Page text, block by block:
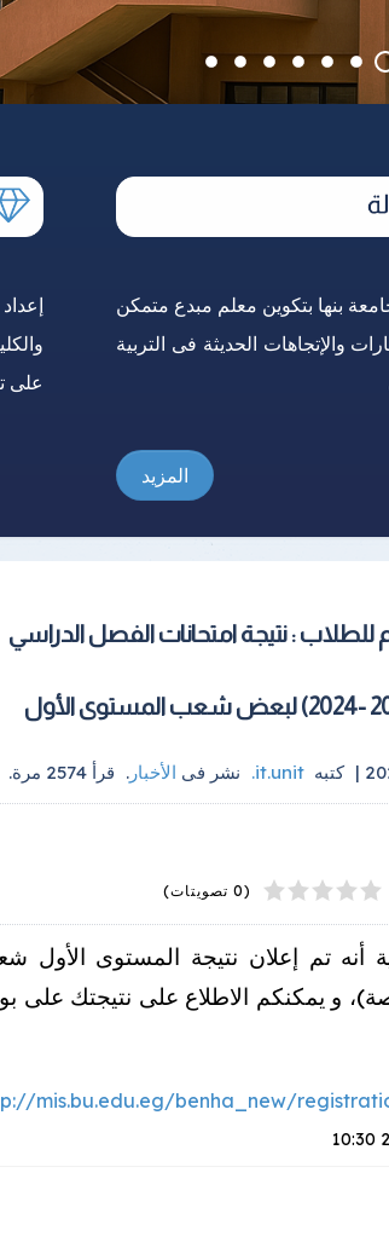
بنها بتكوين معلم مبدع متمكن
والإتجاهات الحديثة فى التربية
المزيد
على
: نتيجة امتحانات الفصل الدراسي
كتبه it.unit
. نشر فى الأخبار . قرأ 2574 مرة.
1
2
3
4
5 (0 تصويتات)
أنه تم إعلان نتيجة المستوى الأول
و يمكنكم الاطلاع على نتيجتك على
mis.bu.edu.eg/benha_new/